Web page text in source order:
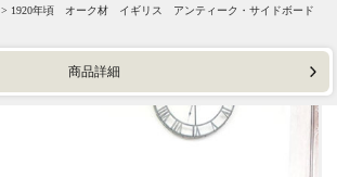
> 1920年頃 オーク材 イギリス アンティーク・サイドボード
商品詳細